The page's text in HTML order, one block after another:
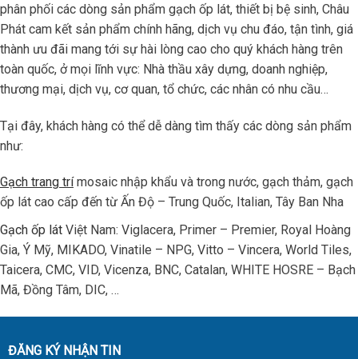
phân phối các dòng sản phẩm gạch ốp lát, thiết bị bệ sinh, Châu
Phát cam kết sản phẩm chính hãng, dịch vụ chu đáo, tận tình, giá
thành ưu đãi mang tới sự hài lòng cao cho quý khách hàng trên
toàn quốc, ở mọi lĩnh vực: Nhà thầu xây dựng, doanh nghiệp,
thương mại, dịch vụ, cơ quan, tổ chức, các nhân có nhu cầu…
Tại đây, khách hàng có thể dễ dàng tìm thấy các dòng sản phẩm
như:
Gạch trang trímosaic nhập khẩu và trong nước, gạch thảm, gạch
ốp lát cao cấp đến từ Ấn Độ – Trung Quốc, Italian, Tây Ban Nha
Gạch ốp lát Việt Nam: Viglacera, Primer – Premier, Royal Hoàng
Gia, Ý Mỹ, MIKADO, Vinatile – NPG, Vitto – Vincera, World Tiles,
Taicera, CMC, VID, Vicenza, BNC, Catalan, WHITE HOSRE – Bạch
Mã, Đồng Tâm, DIC, …
ĐĂNG KÝ NHẬN TIN